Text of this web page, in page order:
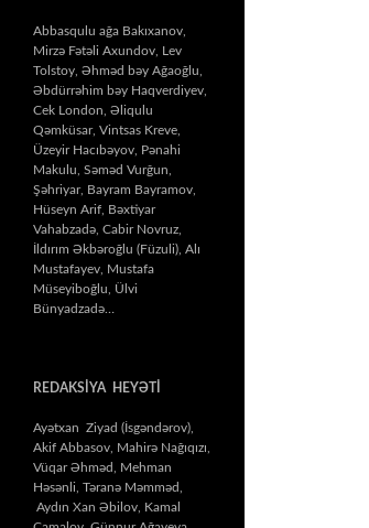
Abbasqulu ağa Bakıxanov,
Mirzə Fətəli Axundov, Lev
Tolstoy, Əhməd bəy Ağaoğlu,
Əbdürrəhim bəy Haqverdiyev,
Cek London, Əliqulu
Qəmküsar, Vintsas Kreve,
Üzeyir Hacıbəyov, Pənahi
Makulu, Səməd Vurğun,
Şəhriyar, Bayram Bayramov,
Hüseyn Arif, Bəxtiyar
Vahabzadə, Cabir Novruz,
İldırım Əkbəroğlu (Füzuli), Alı
Mustafayev, Mustafa
Müseyiboğlu, Ülvi
Bünyadzadə…
REDAKSİYA HEYƏTİ
Ayətxan Ziyad (İsgəndərov),
Akif Abbasov, Mahirə Nağıqızı,
Vüqar Əhməd, Mehman
Həsənli, Təranə Məmməd,
Aydın Xan Əbilov, Kamal